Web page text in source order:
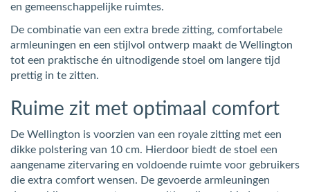
en gemeenschappelijke ruimtes.
De combinatie van een extra brede zitting, comfortabele
armleuningen en een stijlvol ontwerp maakt de Wellington
tot een praktische én uitnodigende stoel om langere tijd
prettig in te zitten.
Ruime zit met optimaal comfort
De Wellington is voorzien van een royale zitting met een
dikke polstering van 10 cm. Hierdoor biedt de stoel een
aangename zitervaring en voldoende ruimte voor gebruikers
die extra comfort wensen. De gevoerde armleuningen